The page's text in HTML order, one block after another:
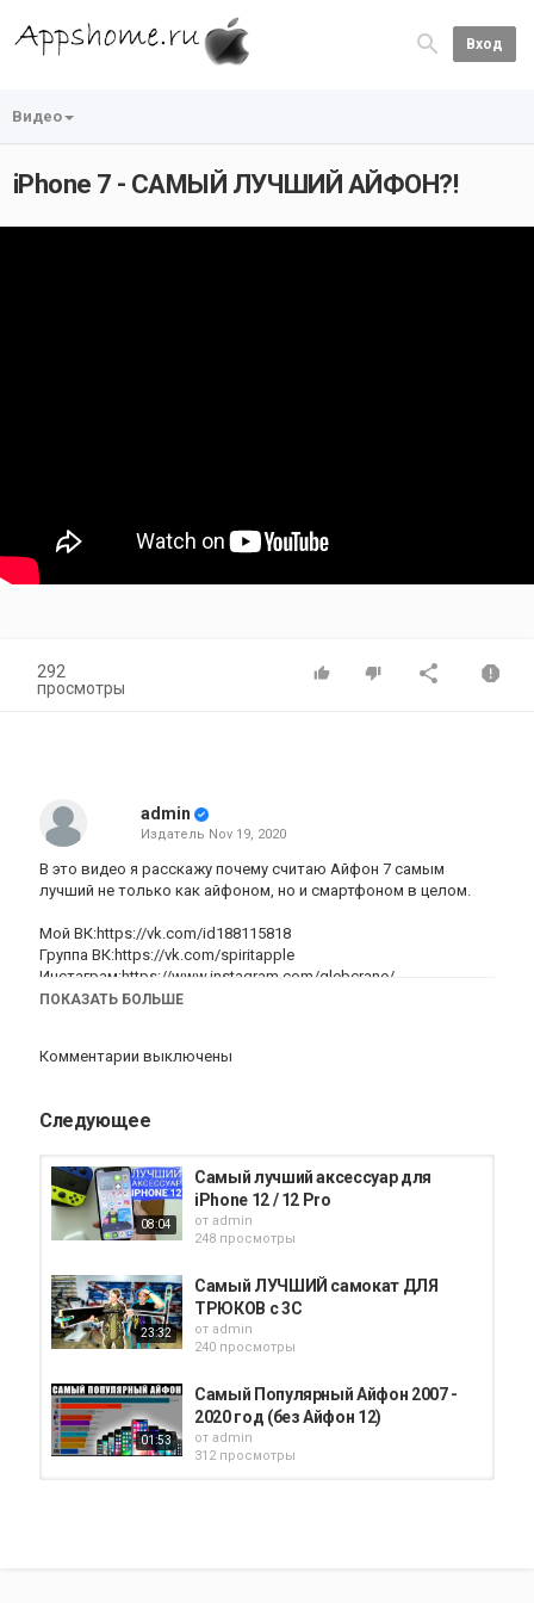
Вход
Видео
iPhone 7 - САМЫЙ ЛУЧШИЙ АЙФОН?!
292
просмотры
admin
Издатель Nov 19, 2020
В это видео я расскажу почему считаю Айфон 7 самым
лучший не только как айфоном, но и смартфоном в целом.
Мой ВК:https://vk.com/id188115818
Группа ВК:https://vk.com/spiritapple
Инстаграм:https://www.instagram.com/glebcrane/
iPhone 7 обзор
ПОКАЗАТЬ БОЛЬШЕ
Комментарии выключены
Следующее
08:04
Самый лучший аксессуар для
iPhone 12 / 12 Pro
от admin
248 просмотры
23:32
Самый ЛУЧШИЙ самокат ДЛЯ
ТРЮКОВ с 3С
от admin
240 просмотры
01:53
Самый Популярный Айфон 2007 -
2020 год (без Айфон 12)
от admin
312 просмотры